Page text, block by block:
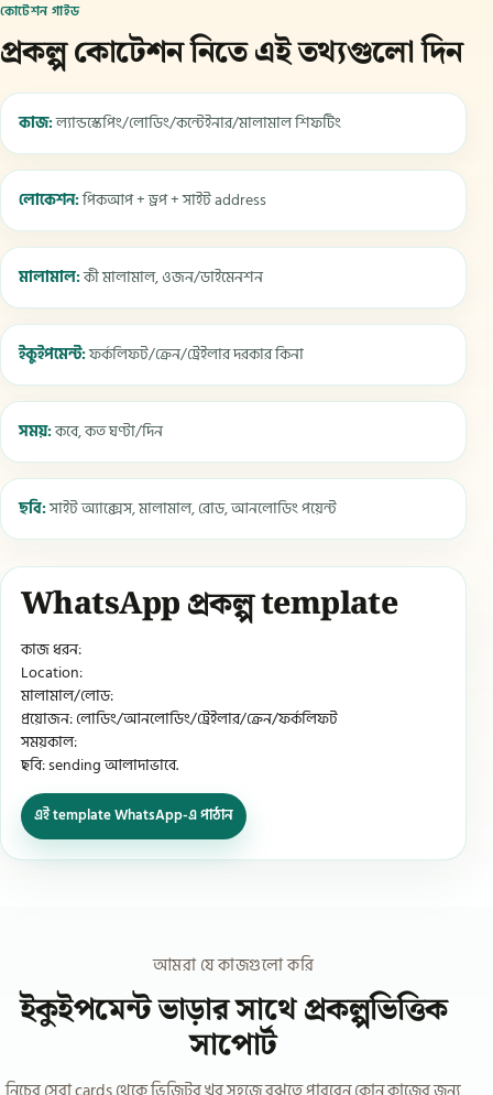
কোটেশন গাইড
প্রকল্প কোটেশন নিতে এই তথ্যগুলো দিন
কাজ:ল্যান্ডস্কেপিং/লোডিং/কন্টেইনার/মালামাল শিফটিং
লোকেশন:পিকআপ + ড্রপ + সাইট address
মালামাল:কী মালামাল, ওজন/ডাইমেনশন
ইকুইপমেন্ট:ফর্কলিফট/ক্রেন/ট্রেইলার দরকার কিনা
সময়:কবে, কত ঘণ্টা/দিন
ছবি:সাইট অ্যাক্সেস, মালামাল, রোড, আনলোডিং পয়েন্ট
WhatsApp প্রকল্প template
কাজ ধরন:
Location:
মালামাল/লোড:
প্রয়োজন: লোডিং/আনলোডিং/ট্রেইলার/ক্রেন/ফর্কলিফট
সময়কাল:
ছবি: sending আলাদাভাবে.
এই template WhatsApp-এ পাঠান
আমরা যে কাজগুলো করি
ইকুইপমেন্ট ভাড়ার সাথে প্রকল্পভিত্তিক
সাপোর্ট